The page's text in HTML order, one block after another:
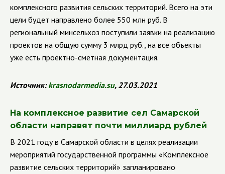
комплексного развития сельских территорий. Всего на эти
цели будет направлено более 550 млн руб. В
региональный минсельхоз поступили заявки на реализацию
проектов на общую сумму 3 млрд руб., на все объекты
уже есть проектно-сметная документация.
Источник:krasnodarmedia.su, 27.03.2021
На комплексное развитие сел Самарской
области направят почти миллиард рублей
В 2021 году в Самарской области в целях реализации
мероприятий государственной программы «Комплексное
развитие сельских территорий» запланировано